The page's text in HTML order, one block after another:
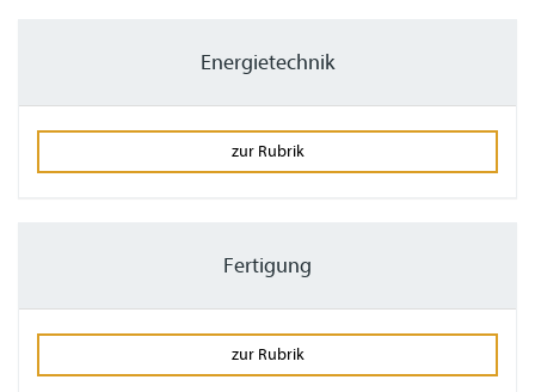
Energietechnik
zur Rubrik
Fertigung
zur Rubrik